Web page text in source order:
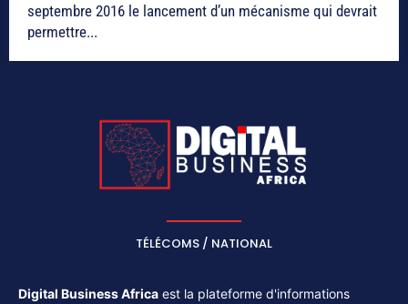
septembre 2016 le lancement d’un mécanisme qui devrait
permettre...
TÉLÉCOMS / NATIONAL
Digital Business Africa est la plateforme d'informations